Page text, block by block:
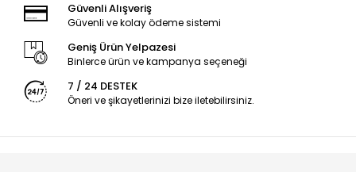
Güvenli Alışveriş
Güvenli ve kolay ödeme sistemi
Geniş Ürün Yelpazesi
Binlerce ürün ve kampanya seçeneği
7 / 24 DESTEK
Öneri ve şikayetlerinizi bize iletebilirsiniz.